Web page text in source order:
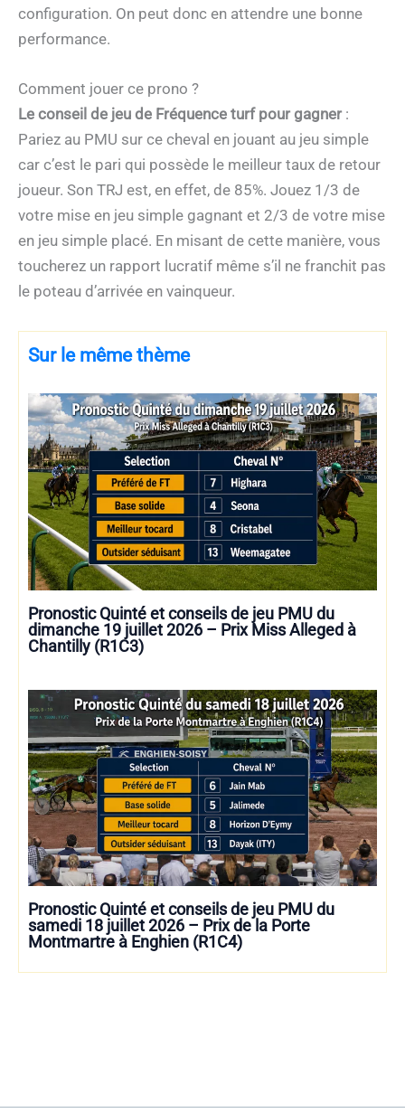
configuration. On peut donc en attendre une bonne
performance.
Comment jouer ce prono ?
Le conseil de jeu de Fréquence turf pour gagner:
Pariez au PMU sur ce cheval en jouant au jeu simple
car c’est le pari qui possède le meilleur taux de retour
joueur. Son TRJ est, en effet, de 85%. Jouez 1/3 de
votre mise en jeu simple gagnant et 2/3 de votre mise
en jeu simple placé. En misant de cette manière, vous
toucherez un rapport lucratif même s’il ne franchit pas
le poteau d’arrivée en vainqueur.
Sur le même thème
Pronostic Quinté et conseils de jeu PMU du
dimanche 19 juillet 2026 – Prix Miss Alleged à
Chantilly (R1C3)
Pronostic Quinté et conseils de jeu PMU du
samedi 18 juillet 2026 – Prix de la Porte
Montmartre à Enghien (R1C4)